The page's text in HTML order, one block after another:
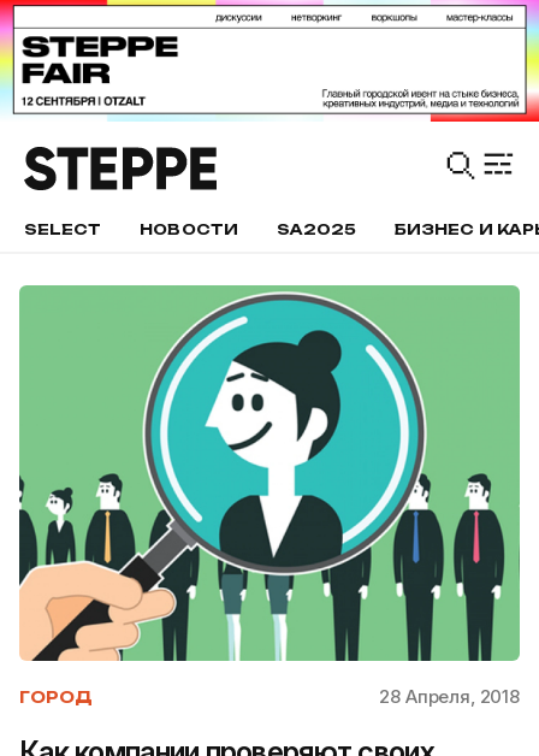
SELECT НОВОСТИ SA2025 БИЗНЕС И
ГОРОД 28 Апреля, 2018